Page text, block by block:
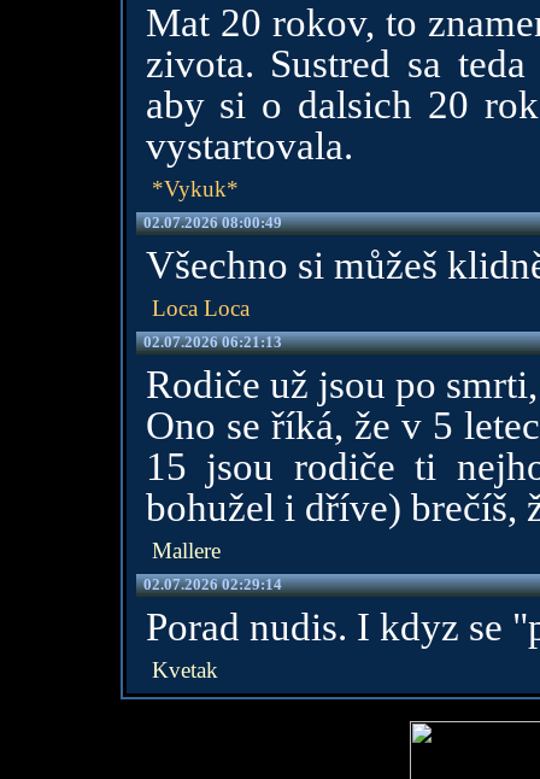
Mat 20 rokov, to
zivota. Sustred sa
aby si o dalsich 20
vystartovala.
*Vykuk*
02.07.2026 08:00:49
Všechno si můžeš
Loca Loca
02.07.2026 06:21:13
Rodiče už jsou po
Ono se říká, že v 5
15 jsou rodiče ti
bohužel i dříve) brečíš,
Mallere
02.07.2026 02:29:14
Porad nudis. I kdyz se
Kvetak